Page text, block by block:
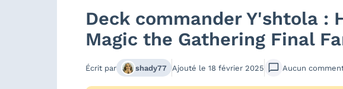
Deck commander Y'shtola
Magic the Gathering Final
Écrit par shady77 Ajouté le 18 février 2025 Aucun